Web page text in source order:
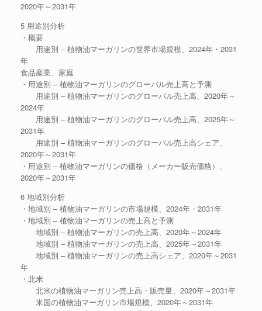
2020年～2031年
5 用途別分析
・概要
用途別 – 植物油マーガリンの世界市場規模、2024年・2031
年
食品産業、家庭
・用途別 – 植物油マーガリンのグローバル売上高と予測
用途別 – 植物油マーガリンのグローバル売上高、2020年～
2024年
用途別 – 植物油マーガリンのグローバル売上高、2025年～
2031年
用途別 – 植物油マーガリンのグローバル売上高シェア、
2020年～2031年
・用途別 – 植物油マーガリンの価格（メーカー販売価格）、
2020年～2031年
6 地域別分析
・地域別 – 植物油マーガリンの市場規模、2024年・2031年
・地域別 – 植物油マーガリンの売上高と予測
地域別 – 植物油マーガリンの売上高、2020年～2024年
地域別 – 植物油マーガリンの売上高、2025年～2031年
地域別 – 植物油マーガリンの売上高シェア、2020年～2031
年
・北米
北米の植物油マーガリン売上高・販売量、2020年～2031年
米国の植物油マーガリン市場規模、2020年～2031年